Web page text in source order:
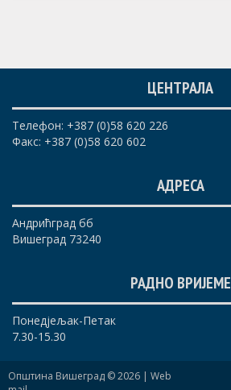
ЦЕНТРАЛА
Телефон: +387 (0)58 620 226
Факс: +387 (0)58 620 602
АДРЕСА
Андрићград бб
Вишеград 73240
РАДНО ВРИЈЕМЕ
Понедјељак-Петак
7.30-15.30
Општина Вишеград © 2026 | Web